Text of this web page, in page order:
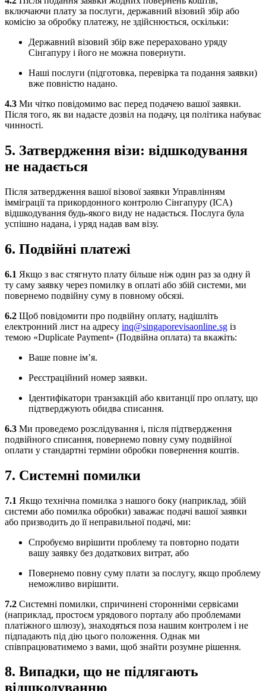
включаючи плату за послуги, державний візовий збір або
комісію за обробку платежу, не здійснюється, оскільки:
Державний візовий збір вже перераховано уряду
Сінгапуру і його не можна повернути.
Наші послуги (підготовка, перевірка та подання заявки)
вже повністю надано.
4.3 Ми чітко повідомимо вас перед подачею вашої заявки.
Після того, як ви надасте дозвіл на подачу, ця політика набуває
чинності.
5. Затвердження візи: відшкодування
не надається
Після затвердження вашої візової заявки Управлінням
імміграції та прикордонного контролю Сінгапуру (ICA)
відшкодування будь-якого виду не надається. Послуга була
успішно надана, і уряд надав вам візу.
6. Подвійні платежі
6.1 Якщо з вас стягнуто плату більше ніж один раз за одну й
ту саму заявку через помилку в оплаті або збій системи, ми
повернемо подвійну суму в повному обсязі.
6.2 Щоб повідомити про подвійну оплату, надішліть
електронний лист на адресу inq@singaporevisaonline.sg із
темою «Duplicate Payment» (Подвійна оплата) та вкажіть:
Ваше повне ім’я.
Реєстраційний номер заявки.
Ідентифікатори транзакцій або квитанції про оплату, що
підтверджують обидва списання.
6.3 Ми проведемо розслідування і, після підтвердження
подвійного списання, повернемо повну суму подвійної
оплати у стандартні терміни обробки повернення коштів.
7. Системні помилки
7.1 Якщо технічна помилка з нашого боку (наприклад, збій
системи або помилка обробки) заважає подачі вашої заявки
або призводить до її неправильної подачі, ми:
Спробуємо вирішити проблему та повторно подати
вашу заявку без додаткових витрат, або
Повернемо повну суму плати за послугу, якщо проблему
неможливо вирішити.
7.2 Системні помилки, спричинені сторонніми сервісами
(наприклад, простоєм урядового порталу або проблемами
платіжного шлюзу), знаходяться поза нашим контролем і не
підпадають під дію цього положення. Однак ми
співпрацюватимемо з вами, щоб знайти розумне рішення.
8. Випадки, що не підлягають
відшкодуванню